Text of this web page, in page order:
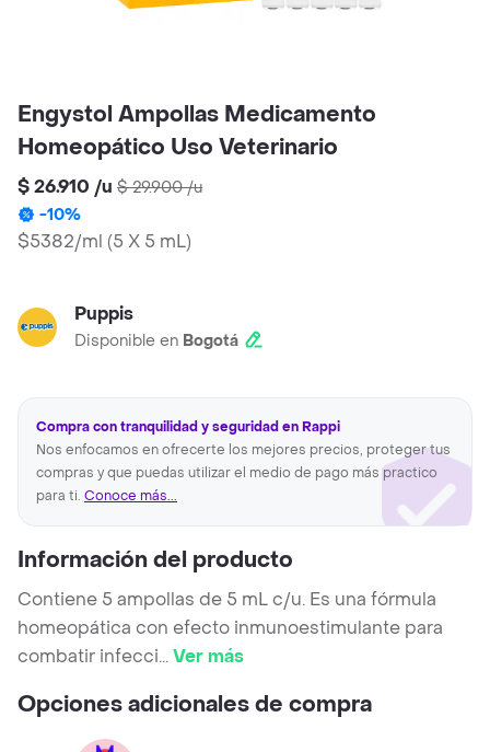
Engystol Ampollas Medicamento
Homeopático Uso Veterinario
$ 26.910 /u $ 29.900/u
-10%
$5382/ml (5 X 5 mL)
Puppis
Disponible en Bogotá
Compra con tranquilidad y seguridad en Rappi
Nos enfocamos en ofrecerte los mejores precios, proteger tus
compras y que puedas utilizar el medio de pago más practico
para ti. Conoce más...
Información del producto
Contiene 5 ampollas de 5 mL c/u. Es una fórmula
homeopática con efecto inmunoestimulante para
combatir infecci...Ver más
Opciones adicionales de compra